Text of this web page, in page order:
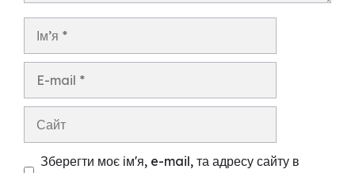
Зберегти моє ім'я, e-mail, та адресу сайту в